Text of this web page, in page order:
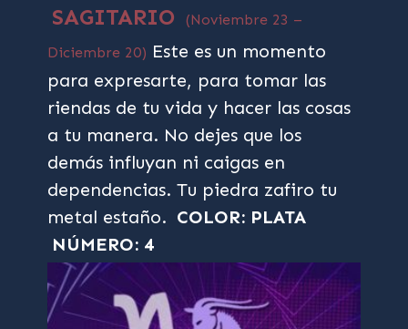
SAGITARIO
(Noviembre 23 –
Diciembre 20) Este es un momento
para expresarte, para tomar las
riendas de tu vida y hacer las cosas
a tu manera. No dejes que los
demás influyan ni caigas en
dependencias. Tu piedra zafiro tu
metal estaño. COLOR: PLATA
NÚMERO: 4